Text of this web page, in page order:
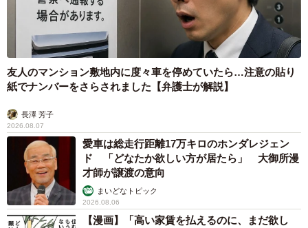
の割合で食べていて、タイカレーやチリコンカルネ、リゾ
ットなど多国籍なお米料理も作ります。不思議とイギリス
料理はほとんど食べません笑。
――ちなみに、イギリス風に「簡単に済ませる」食事だと
「Bits and Bobs」＝「残りもので済ます」という表現もあ
る通り、前日や前々日の残っているものを食べたり、あと
はオーブンやレンジで温められるレディミール（パスタや
カレー、パイなどいろいろあります）やピザなどでしょう
か。人によってはフィッシュ&チップスやケバブなどをテイ
友人のマンション敷地内に度々車を停めていたら…注意の貼り
紙でナンバーをさらされました【弁護士が解説】
長澤 芳子
2026.08.07
愛車は総走行距離17万キロのホンダレジェン
ド 「どなたか欲しい方が居たら」 大御所漫
才師が譲渡の意向
まいどなトピック
2026.08.06
【漫画】「高い家賃を払えるのに、まだ欲し